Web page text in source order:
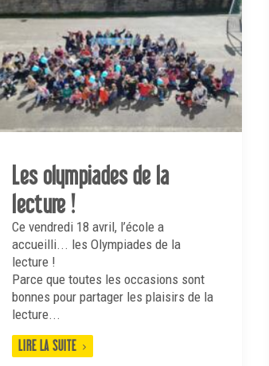
Les olympiades de la
lecture !
Ce vendredi 18 avril, l’école a
accueilli... les Olympiades de la
lecture !
Parce que toutes les occasions sont
bonnes pour partager les plaisirs de la
lecture...
LIRE LA SUITE